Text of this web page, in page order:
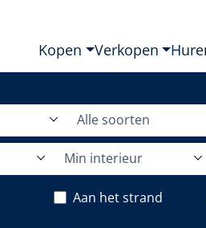
Kopen Verkopen
Alle soorten
Min interieur
Aan het strand